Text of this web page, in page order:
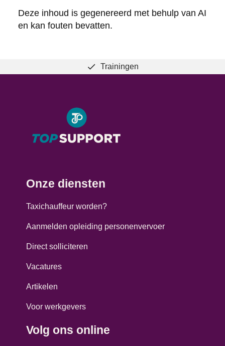
Deze inhoud is gegenereerd met behulp van AI
en kan fouten bevatten.
Trainingen
Onze diensten
Taxichauffeur worden?
Aanmelden opleiding personenvervoer
Direct solliciteren
Vacatures
Artikelen
Voor werkgevers
Volg ons online